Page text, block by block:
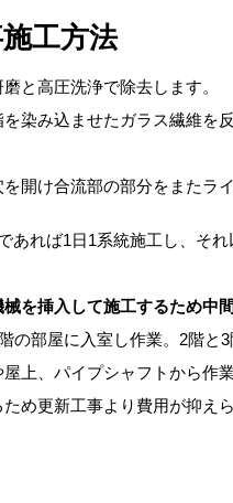
工方法
と高圧洗浄で除去します。
染み込ませたガラス繊維を
開け合流部の部分をまたラ
あれば1日1系統施工し、そ
を挿入して施工するため中
の部屋に入室し作業。2階と3
上、パイプシャフトから作
め更新工事より費用が抑えら